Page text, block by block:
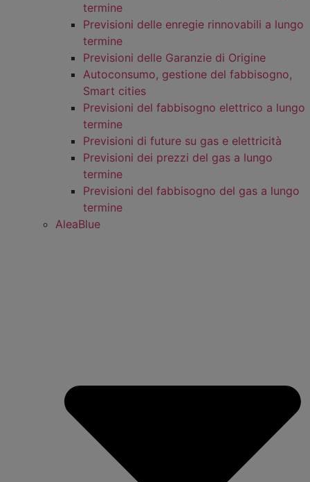
termine
Previsioni delle enregie rinnovabili a lungo
termine
Previsioni delle Garanzie di Origine
Autoconsumo, gestione del fabbisogno,
Smart cities
Previsioni del fabbisogno elettrico a lungo
termine
Previsioni di future su gas e elettricità
Previsioni dei prezzi del gas a lungo
termine
Previsioni del fabbisogno del gas a lungo
termine
AleaBlue